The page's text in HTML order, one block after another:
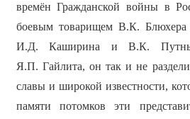
времён Гражданской войны в
боевым товарищем В.К.
И.Д. Каширина и В.К.
Я.П. Гайлита, он так и не
славы и широкой известности,
памяти потомков эти